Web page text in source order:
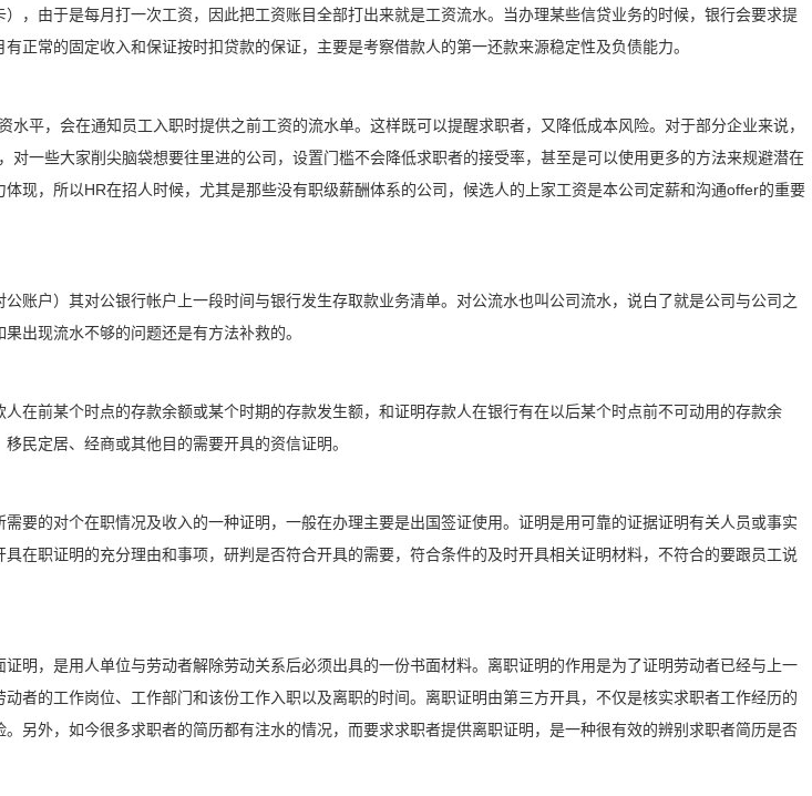
，由于是每月打一次工资，因此把工资账目全部打出来就是工资流水。当办理某些信贷业务的时候，银行会要求提
正常的固定收入和保证按时扣贷款的保证，主要是考察借款人的第一还款来源稳定性及负债能力。
平，会在通知员工入职时提供之前工资的流水单。这样既可以提醒求职者，又降低成本风险。对于部分企业来说，
对一些大家削尖脑袋想要往里进的公司，设置门槛不会降低求职者的接受率，甚至是可以使用更多的方法来规避潜在
现，所以HR在招人时候，尤其是那些没有职级薪酬体系的公司，候选人的上家工资是本公司定薪和沟通offer的重要
账户）其对公银行帐户上一段时间与银行发生存取款业务清单。对公流水也叫公司流水，说白了就是公司与公司之
出现流水不够的问题还是有方法补救的。
在前某个时点的存款余额或某个时期的存款发生额，和证明存款人在银行有在以后某个时点前不可动用的存款余
民定居、经商或其他目的需要开具的资信证明。
要的对个在职情况及收入的一种证明，一般在办理主要是出国签证使用。证明是用可靠的证据证明有关人员或事实
在职证明的充分理由和事项，研判是否符合开具的需要，符合条件的及时开具相关证明材料，不符合的要跟员工说
明，是用人单位与劳动者解除劳动关系后必须出具的一份书面材料。离职证明的作用是为了证明劳动者已经与上一
者的工作岗位、工作部门和该份工作入职以及离职的时间。离职证明由第三方开具，不仅是核实求职者工作经历的
另外，如今很多求职者的简历都有注水的情况，而要求求职者提供离职证明，是一种很有效的辨别求职者简历是否